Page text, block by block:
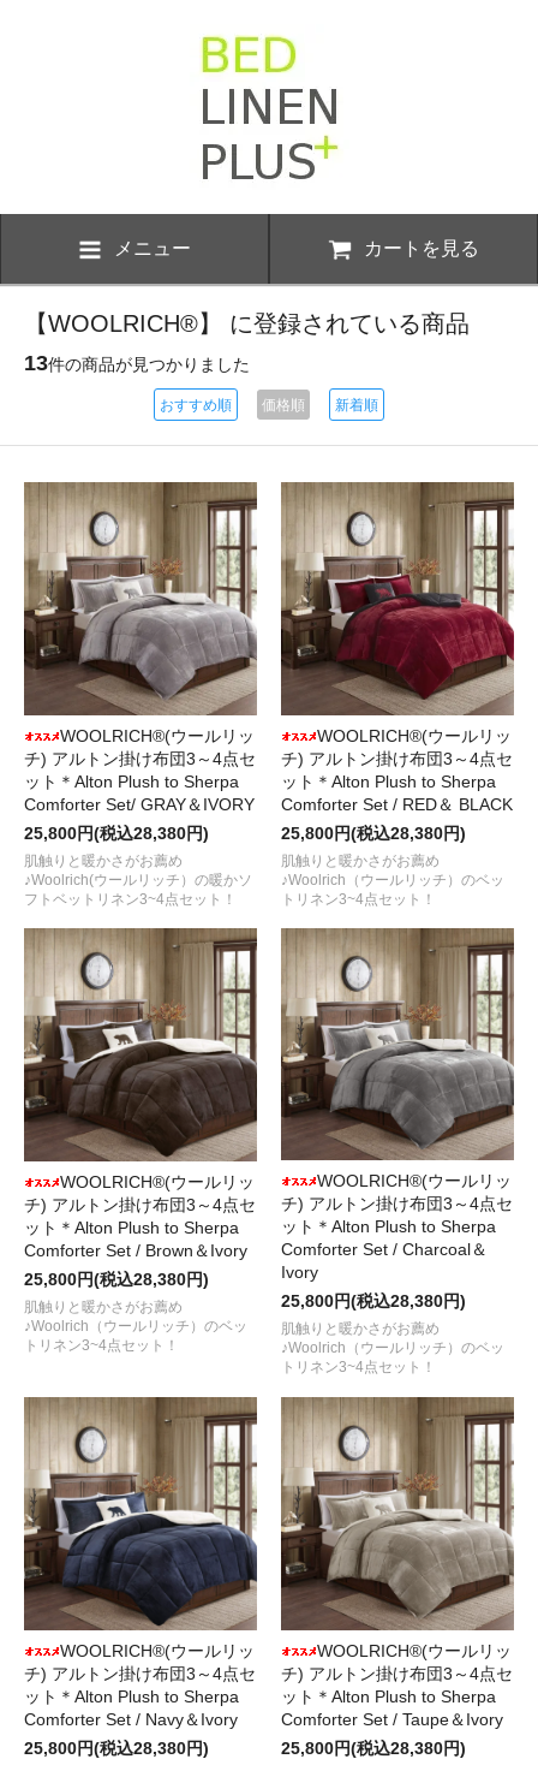
メニュー カートを見る
【WOOLRICH®】 に登録されている商品
13件の商品が見つかりました
おすすめ順 価格順 新着順
WOOLRICH®(ウールリッ
チ) アルトン掛け布団3～4点セ
ット＊Alton Plush to Sherpa
Comforter Set/ GRAY＆IVORY
25,800円(税込28,380円)
肌触りと暖かさがお薦め
♪Woolrich(ウールリッチ）の暖かソ
フトベットリネン3~4点セット！
WOOLRICH®(ウールリッ
チ) アルトン掛け布団3～4点セ
ット＊Alton Plush to Sherpa
Comforter Set / RED＆ BLACK
25,800円(税込28,380円)
肌触りと暖かさがお薦め
♪Woolrich（ウールリッチ）のベッ
トリネン3~4点セット！
WOOLRICH®(ウールリッ
チ) アルトン掛け布団3～4点セ
ット＊Alton Plush to Sherpa
Comforter Set / Brown＆Ivory
25,800円(税込28,380円)
肌触りと暖かさがお薦め
♪Woolrich（ウールリッチ）のベッ
トリネン3~4点セット！
WOOLRICH®(ウールリッ
チ) アルトン掛け布団3～4点セ
ット＊Alton Plush to Sherpa
Comforter Set / Charcoal＆
Ivory
25,800円(税込28,380円)
肌触りと暖かさがお薦め
♪Woolrich（ウールリッチ）のベッ
トリネン3~4点セット！
WOOLRICH®(ウールリッ
チ) アルトン掛け布団3～4点セ
ット＊Alton Plush to Sherpa
Comforter Set / Navy＆Ivory
25,800円(税込28,380円)
WOOLRICH®(ウールリッ
チ) アルトン掛け布団3～4点セ
ット＊Alton Plush to Sherpa
Comforter Set / Taupe＆Ivory
25,800円(税込28,380円)